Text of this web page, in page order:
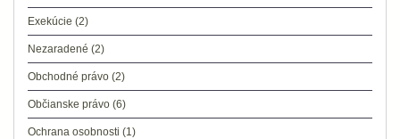
Exekúcie (2)
Nezaradené (2)
Obchodné právo (2)
Občianske právo (6)
Ochrana osobnosti (1)